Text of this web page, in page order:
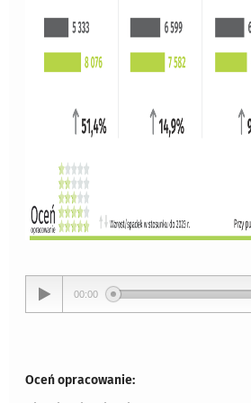
00:00
Oceń opracowanie: